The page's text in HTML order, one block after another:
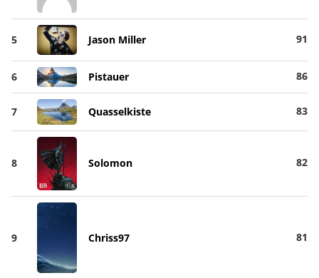
5 Jason Miller 91
6 Pistauer 86
7 Quasselkiste 83
8 Solomon 82
9 Chriss97 81